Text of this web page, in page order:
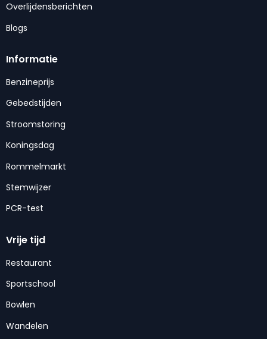
Overlijdensberichten
Blogs
Informatie
Benzineprijs
Gebedstijden
Stroomstoring
Koningsdag
Rommelmarkt
Stemwijzer
PCR-test
Vrije tijd
Restaurant
Sportschool
Bowlen
Wandelen